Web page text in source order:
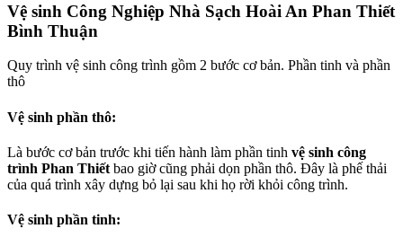
Vệ sinh Công Nghiệp Nhà Sạch Hoài An Phan Thiết
Bình Thuận
Quy trình vệ sinh công trình gồm 2 bước cơ bản. Phần tinh và phần
thô
Vệ sinh phần thô:
Là bước cơ bản trước khi tiến hành làm phần tinh vệ sinh công
trình Phan Thiết bao giờ cũng phải dọn phần thô. Đây là phế thải
của quá trình xây dựng bỏ lại sau khi họ rời khỏi công trình.
Vệ sinh phần tinh: